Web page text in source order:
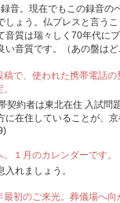
音。現在でもこの録音の
しょう。仏プレスと言う
音質は瑞々しく70年代に
い音質です。（あの盤はど
稿で、使われた携帯電話
契約者は東北在住 入試問
に在住していることが、
１月のカレンダーです。
れましょう。
初のご来光。葬儀場へ